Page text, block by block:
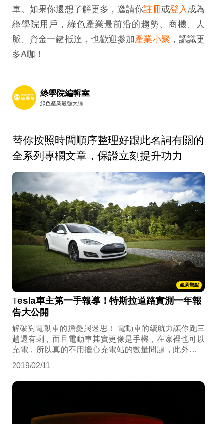
車。如果你還想了解更多，邀請你註冊或登入 成為
綠學院用戶，綠色產業最前沿的趨勢、商機、人
脈、資金一鍵抵達，也歡迎參加產業小聚 ，認識更
多A咖！
綠學院編輯室
綠色產業最強大腦
替你按照時間順序整理好跟此名詞有關的
全系列專欄文章，保證立刻提升功力
產業觀點
Tesla車主第一手報導！特斯拉道路實測一年報
告大公開
解破對電動車的擔憂與迷思！ 電動車的續航力讓你跑三
趟還有剩，而且電動車其實更像是手機，在家裡也可以
充電，所以真的不用擔心充電站的數量問題，此外電動
池的容量都還能維持在約306公里以上，也絕對是夠用的
數字。 ​​
2019/02/11